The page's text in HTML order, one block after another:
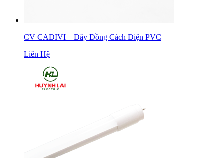
CV CADIVI – Dây Đồng Cách Điện PVC
Liên Hệ